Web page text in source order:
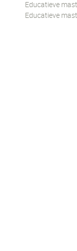
Educatieve
Educatieve